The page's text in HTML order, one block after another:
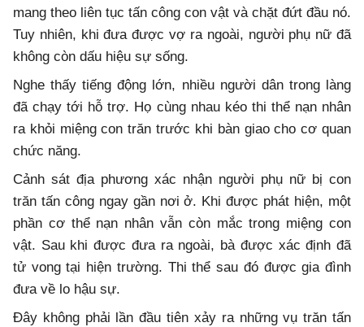
mang theo liên tục tấn công con vật và chặt đứt đầu nó.
Tuy nhiên, khi đưa được vợ ra ngoài, người phụ nữ đã
không còn dấu hiệu sự sống.
Nghe thấy tiếng động lớn, nhiều người dân trong làng
đã chạy tới hỗ trợ. Họ cùng nhau kéo thi thể nạn nhân
ra khỏi miệng con trăn trước khi bàn giao cho cơ quan
chức năng.
Cảnh sát địa phương xác nhận người phụ nữ bị con
trăn tấn công ngay gần nơi ở. Khi được phát hiện, một
phần cơ thể nạn nhân vẫn còn mắc trong miệng con
vật. Sau khi được đưa ra ngoài, bà được xác định đã
tử vong tại hiện trường. Thi thể sau đó được gia đình
đưa về lo hậu sự.
Đây không phải lần đầu tiên xảy ra những vụ trăn tấn